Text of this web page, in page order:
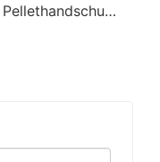
Der nächste! : Orangefarbene Pellethandschuhe für Kälteschutz